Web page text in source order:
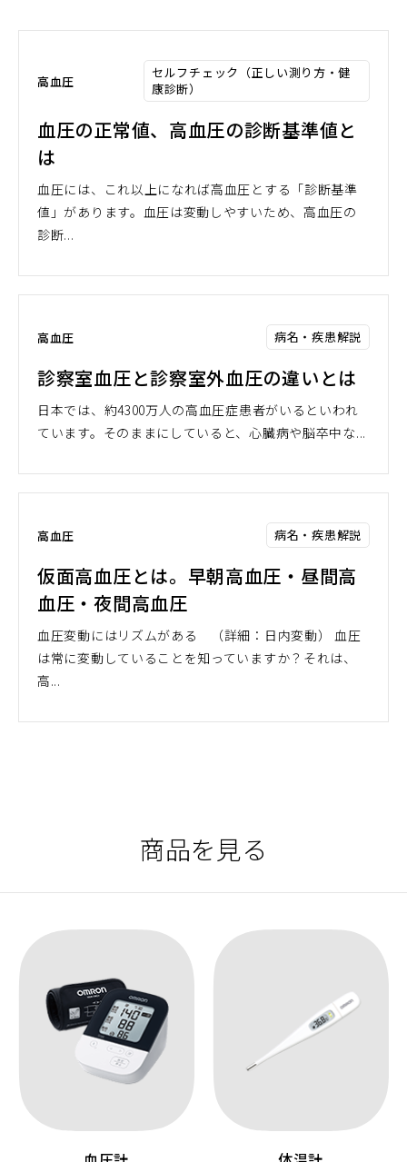
高血圧
セルフチェック（正しい測り方・健
康診断）
血圧の正常値、高血圧の診断基準値と
は
血圧には、これ以上になれば高血圧とする「診断基準
値」があります。血圧は変動しやすいため、高血圧の
診断...
高血圧 病名・疾患解説
診察室血圧と診察室外血圧の違いとは
日本では、約4300万人の高血圧症患者がいるといわれ
ています。そのままにしていると、心臓病や脳卒中な...
高血圧 病名・疾患解説
仮面高血圧とは。早朝高血圧・昼間高
血圧・夜間高血圧
血圧変動にはリズムがある （詳細：日内変動） 血圧
は常に変動していることを知っていますか？それは、
高...
商品を見る